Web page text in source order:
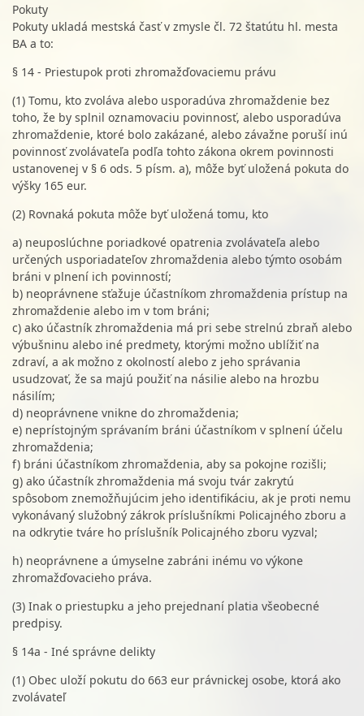
Pokuty
Pokuty ukladá mestská časť v zmysle čl. 72 štatútu hl. mesta
BA a to:
§ 14 - Priestupok proti zhromažďovaciemu právu
(1) Tomu, kto zvoláva alebo usporadúva zhromaždenie bez
toho, že by splnil oznamovaciu povinnosť, alebo usporadúva
zhromaždenie, ktoré bolo zakázané, alebo závažne poruší inú
povinnosť zvolávateľa podľa tohto zákona okrem povinnosti
ustanovenej v § 6 ods. 5 písm. a), môže byť uložená pokuta do
výšky 165 eur.
(2) Rovnaká pokuta môže byť uložená tomu, kto
a) neuposlúchne poriadkové opatrenia zvolávateľa alebo
určených usporiadateľov zhromaždenia alebo týmto osobám
bráni v plnení ich povinností;
b) neoprávnene sťažuje účastníkom zhromaždenia prístup na
zhromaždenie alebo im v tom bráni;
c) ako účastník zhromaždenia má pri sebe strelnú zbraň alebo
výbušninu alebo iné predmety, ktorými možno ublížiť na
zdraví, a ak možno z okolností alebo z jeho správania
usudzovať, že sa majú použiť na násilie alebo na hrozbu
násilím;
d) neoprávnene vnikne do zhromaždenia;
e) neprístojným správaním bráni účastníkom v splnení účelu
zhromaždenia;
f) bráni účastníkom zhromaždenia, aby sa pokojne rozišli;
g) ako účastník zhromaždenia má svoju tvár zakrytú
spôsobom znemožňujúcim jeho identifikáciu, ak je proti nemu
vykonávaný služobný zákrok príslušníkmi Policajného zboru a
na odkrytie tváre ho príslušník Policajného zboru vyzval;
h) neoprávnene a úmyselne zabráni inému vo výkone
zhromažďovacieho práva.
(3) Inak o priestupku a jeho prejednaní platia všeobecné
predpisy.
§ 14a - Iné správne delikty
(1) Obec uloží pokutu do 663 eur právnickej osobe, ktorá ako
zvolávateľ